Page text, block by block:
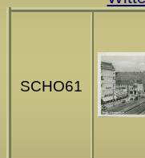
SCHO61